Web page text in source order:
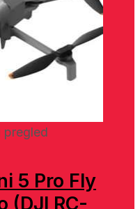
pregled
5 Pro Fly
(DJI RC-